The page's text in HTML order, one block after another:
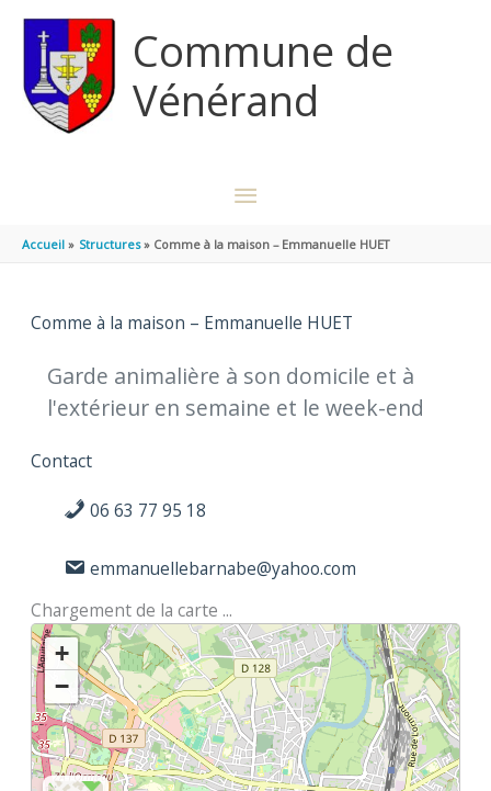
Commune de
Vénérand
MENU
PRINCIPAL
Accueil Structures Comme à la maison – Emmanuelle HUET
Comme à la maison – Emmanuelle HUET
Garde animalière à son domicile et à
l'extérieur en semaine et le week-end
Contact
06 63 77 95 18
emmanuellebarnabe@yahoo.com
Chargement de la carte ...
+
−